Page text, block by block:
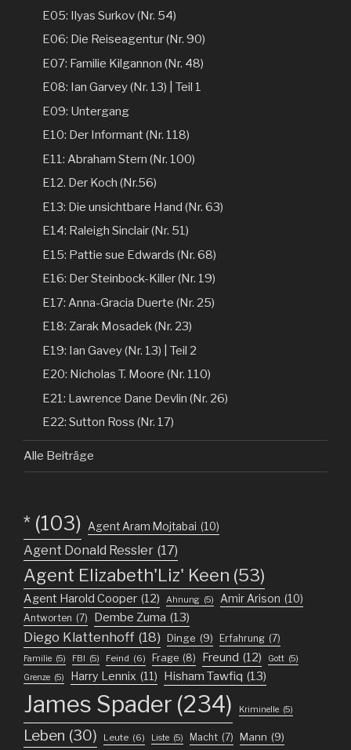
E05: Ilyas Surkov (Nr. 54)
E06: Die Reiseagentur (Nr. 90)
E07: Familie Kilgannon (Nr. 48)
E08: Ian Garvey (Nr. 13) | Teil 1
E09: Untergang
E10: Der Informant (Nr. 118)
E11: Abraham Stern (Nr. 100)
E12. Der Koch (Nr.56)
E13: Die unsichtbare Hand (Nr. 63)
E14: Raleigh Sinclair (Nr. 51)
E15: Pattie sue Edwards (Nr. 68)
E16: Der Steinbock-Killer (Nr. 19)
E17: Anna-Gracia Duerte (Nr. 25)
E18: Zarak Mosadek (Nr. 23)
E19: Ian Gavey (Nr. 13) | Teil 2
E20: Nicholas T. Moore (Nr. 110)
E21: Lawrence Dane Devlin (Nr. 26)
E22: Sutton Ross (Nr. 17)
Alle Beiträge
* (103) Agent Aram Mojtabai (10)
Agent Donald Ressler (17)
Agent Elizabeth'Liz' Keen (53)
Agent Harold Cooper (12) Ahnung (5) Amir Arison (10)
Antworten (7) Dembe Zuma (13)
Diego Klattenhoff (18) Dinge (9) Erfahrung (7)
Familie (5) FBI (5) Feind (6) Frage (8) Freund (12) Gott (5)
Grenze (5) Harry Lennix (11) Hisham Tawfiq (13)
James Spader (234) Kriminelle (5)
Leben (30) Leute (6) Liste (5) Macht (7) Mann (9)